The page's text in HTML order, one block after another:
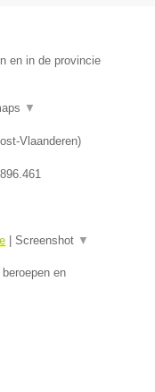
en in de provincie
▼
Vlaanderen)
Screenshot ▼
en